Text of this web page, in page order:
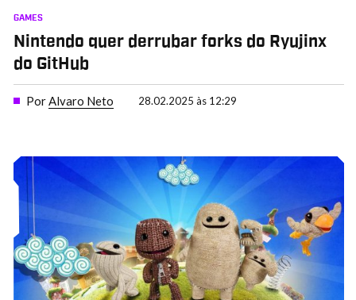
GAMES
Nintendo quer derrubar forks do Ryujinx
do GitHub
PorAlvaro Neto 28.02.2025 às 12:29